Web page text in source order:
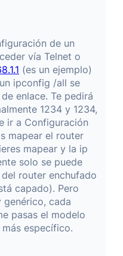
de un
vía Telnet o
(es un ejemplo)
ipconfig /all se
enlace. Te pedirá
1234 y 1234,
ir a Configuración
mapear el router
mapear y la ip
solo se puede
router enchufado
capado). Pero
cada
pasas el modelo
específico.